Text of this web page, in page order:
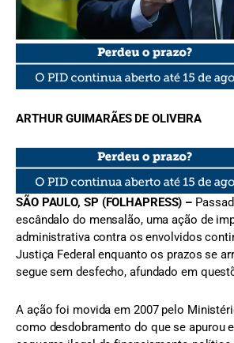
FOTO: Lula Marques/ Agência
ARTHUR GUIMARÃES DE OLIVEIRA
SÃO PAULO, SP (FOLHAPRESS) –
escândalo do mensalão, uma ação de
administrativa contra os envolvidos
Justiça Federal enquanto os prazos se
segue sem desfecho, afundado em
A ação foi movida em 2007 pelo
como desdobramento do que se apurou